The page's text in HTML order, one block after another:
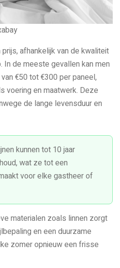
afhankelijk van de kwaliteit
de meeste gevallen kan men
€50 tot €300 per paneel,
voering en maatwerk. Deze
de lange levensduur en
kunnen tot 10 jaar
wat ze tot een
voor elke gastheer of
materialen zoals linnen zorgt
en een duurzame
zomer opnieuw een frisse